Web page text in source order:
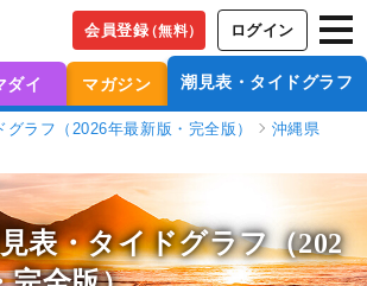
会員登録（無料） ログイン
ダイ マガジン 潮見表・タイドグラフ
ラフ（2026年最新版・完全版）
沖縄県
表・タイドグラフ（202